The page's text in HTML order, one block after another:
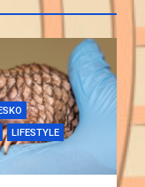
LIFESTYLE